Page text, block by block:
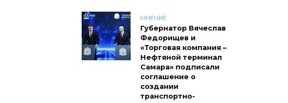
МНЕНИЕ
Губернатор Вячеслав
Федорищев и
«Торговая компания –
Нефтяной терминал
Самара» подписали
соглашение о
создании
транспортно-